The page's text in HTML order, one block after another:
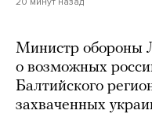
Министр обороны
о возможных
Балтийского
захваченных